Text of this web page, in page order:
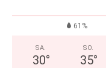
61%
SA.
30°
SO.
35°